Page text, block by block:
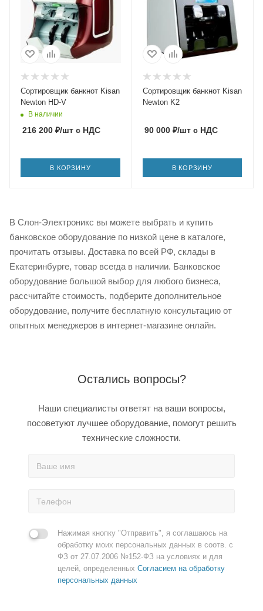
Cортировщик банкнот Kisan
Newton HD-V
В наличии
216 200 ₽/шт с НДС
В КОРЗИНУ
Cортировщик банкнот Kisan
Newton K2
90 000₽/штс НДС
В КОРЗИНУ
В Слон-Электроникс вы можете выбрать и купить
банковское оборудование по низкой цене в каталоге,
прочитать отзывы. Доставка по всей РФ, склады в
Екатеринбурге, товар всегда в наличии. Банковское
оборудование большой выбор для любого бизнеса,
рассчитайте стоимость, подберите дополнительное
оборудование, получите бесплатную консультацию от
опытных менеджеров в интернет-магазине онлайн.
Остались вопросы?
Наши специалисты ответят на ваши вопросы,
посоветуют лучшее оборудование, помогут решить
технические сложности.
Нажимая кнопку "Отправить", я соглашаюсь на
обработку моих персональных данных в соотв. с
ФЗ от 27.07.2006 №152-ФЗ на условиях и для
целей, определенных Согласием на обработку
персональных данных